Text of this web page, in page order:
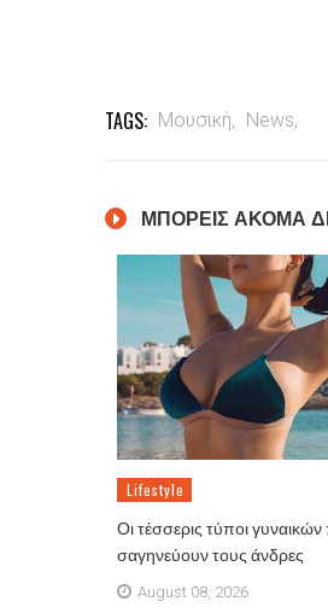
TAGS: Μουσική, News,
ΜΠΟΡΕΙΣ ΑΚΟΜΑ
Lifestyle
Οι τέσσερις τύποι
σαγηνεύουν τους άνδρες
August 08, 2026